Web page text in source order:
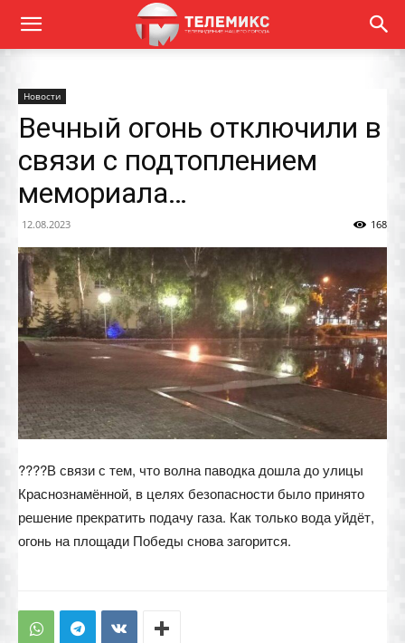
Новости
Вечный огонь отключили в
связи с подтоплением
мемориала…
12.08.2023 168
????В связи с тем, что волна паводка дошла до улицы
Краснознамённой, в целях безопасности было принято
решение прекратить подачу газа. Как только вода уйдёт,
огонь на площади Победы снова загорится.